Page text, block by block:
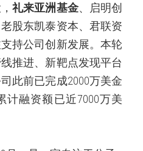
礼来亚洲基金、启明创
股东凯泰资本、君联资
持公司创新发展。本轮
推进、新靶点发现平台
此前已完成2000万美金
计融资额已近7000万美